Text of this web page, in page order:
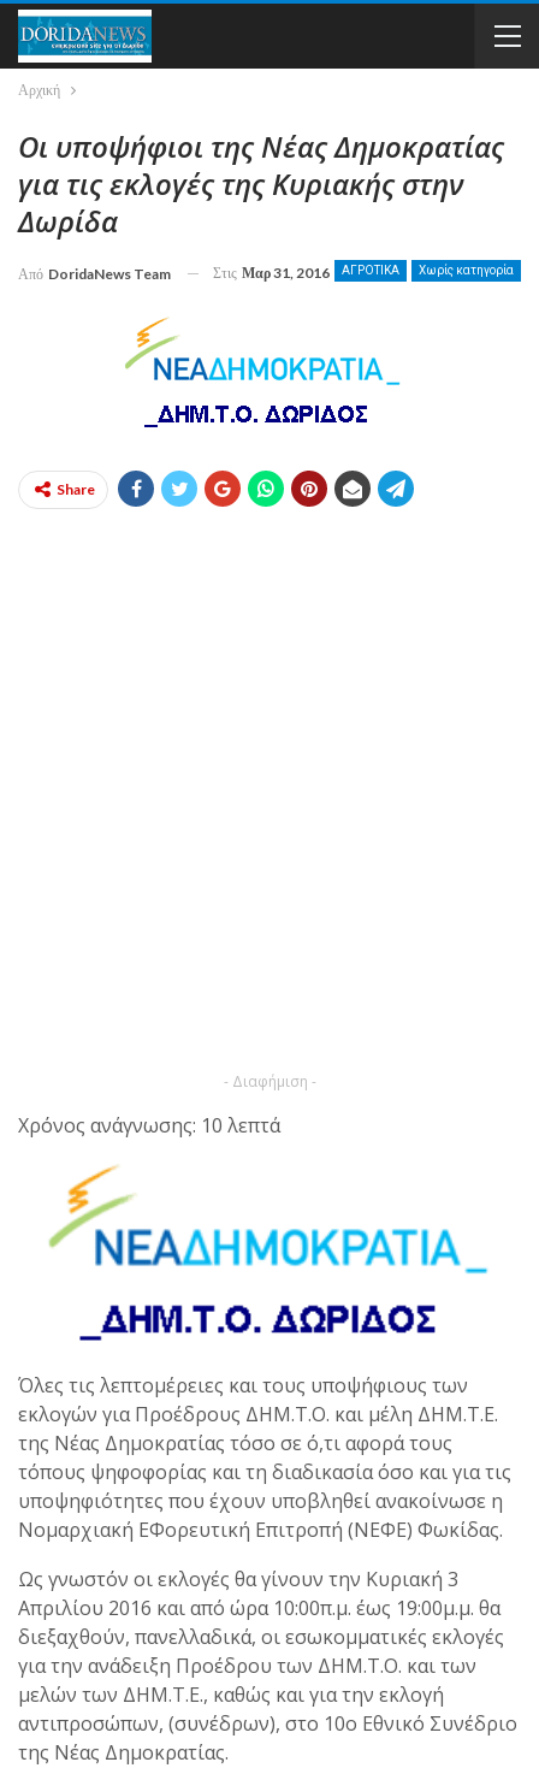
Αρχική
Οι υποψήφιοι της Νέας Δημοκρατίας
για τις εκλογές της Κυριακής στην
Δωρίδα
ΑΓΡΟΤΙΚΑ Χωρίς κατηγορία
Από DoridaNews Team Στις Μαρ 31, 2016
Share
- Διαφήμιση -
Χρόνος ανάγνωσης: 10 λεπτά
Όλες τις λεπτομέρειες και τους υποψήφιους των
εκλογών για Προέδρους ΔΗΜ.Τ.Ο. και μέλη ΔΗΜ.Τ.Ε.
της Νέας Δημοκρατίας τόσο σε ό,τι αφορά τους
τόπους ψηφοφορίας και τη διαδικασία όσο και για τις
υποψηφιότητες που έχουν υποβληθεί ανακοίνωσε η
Νομαρχιακή ΕΦορευτική Επιτροπή (ΝΕΦΕ) Φωκίδας.
Ως γνωστόν οι εκλογές θα γίνουν την Κυριακή 3
Απριλίου 2016 και από ώρα 10:00π.μ. έως 19:00μ.μ. θα
διεξαχθούν, πανελλαδικά, οι εσωκομματικές εκλογές
για την ανάδειξη Προέδρου των ΔΗΜ.Τ.Ο. και των
μελών των ΔΗΜ.Τ.Ε., καθώς και για την εκλογή
αντιπροσώπων, (συνέδρων), στο 10ο Εθνικό Συνέδριο
της Νέας Δημοκρατίας.